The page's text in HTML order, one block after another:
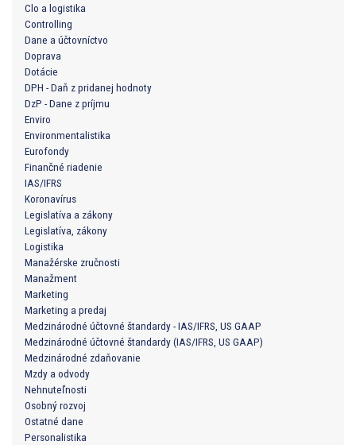
Clo a logistika
Controlling
Dane a účtovníctvo
Doprava
Dotácie
DPH - Daň z pridanej hodnoty
DzP - Dane z príjmu
Enviro
Environmentalistika
Eurofondy
Finančné riadenie
IAS/IFRS
Koronavírus
Legislatíva a zákony
Legislatíva, zákony
Logistika
Manažérske zručnosti
Manažment
Marketing
Marketing a predaj
Medzinárodné účtovné štandardy - IAS/IFRS, US GAAP
Medzinárodné účtovné štandardy (IAS/IFRS, US GAAP)
Medzinárodné zdaňovanie
Mzdy a odvody
Nehnuteľnosti
Osobný rozvoj
Ostatné dane
Personalistika